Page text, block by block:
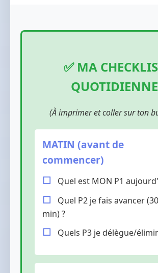
✅ MA
QUOTIDIENNE
(À imprimer et coller sur ton
MATIN (avant de
commencer)
Quel est MON P1
Quel P2 je fais avancer
min) ?
Quels P3 je délègue/